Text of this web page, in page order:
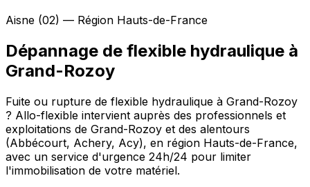
Aisne (02) — Région Hauts-de-France
Dépannage de flexible hydraulique à
Grand-Rozoy
Fuite ou rupture de flexible hydraulique à Grand-Rozoy
? Allo-flexible intervient auprès des professionnels et
exploitations de Grand-Rozoy et des alentours
(Abbécourt, Achery, Acy), en région Hauts-de-France,
avec un service d'urgence 24h/24 pour limiter
l'immobilisation de votre matériel.